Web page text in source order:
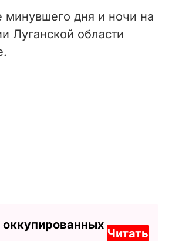
минувшего дня и ночи на
Луганской области
Читать